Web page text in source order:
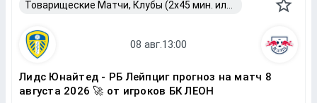
Лидс Юнайтед - РБ Лейпциг прогноз на матч 8
августа 2026 🚀 от игроков БК ЛЕОН